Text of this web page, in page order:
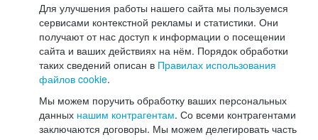
Для улучшения работы нашего сайта мы пользуемся
сервисами контекстной рекламы и статистики. Они
получают от нас доступ к информации о посещении
сайта и ваших действиях на нём. Порядок обработки
таких сведений описан в Правилах использования
файлов cookie.
Мы можем поручить обработку ваших персональных
данных нашим контрагентам. Со всеми контрагентами
заключаются договоры. Мы можем делегировать часть